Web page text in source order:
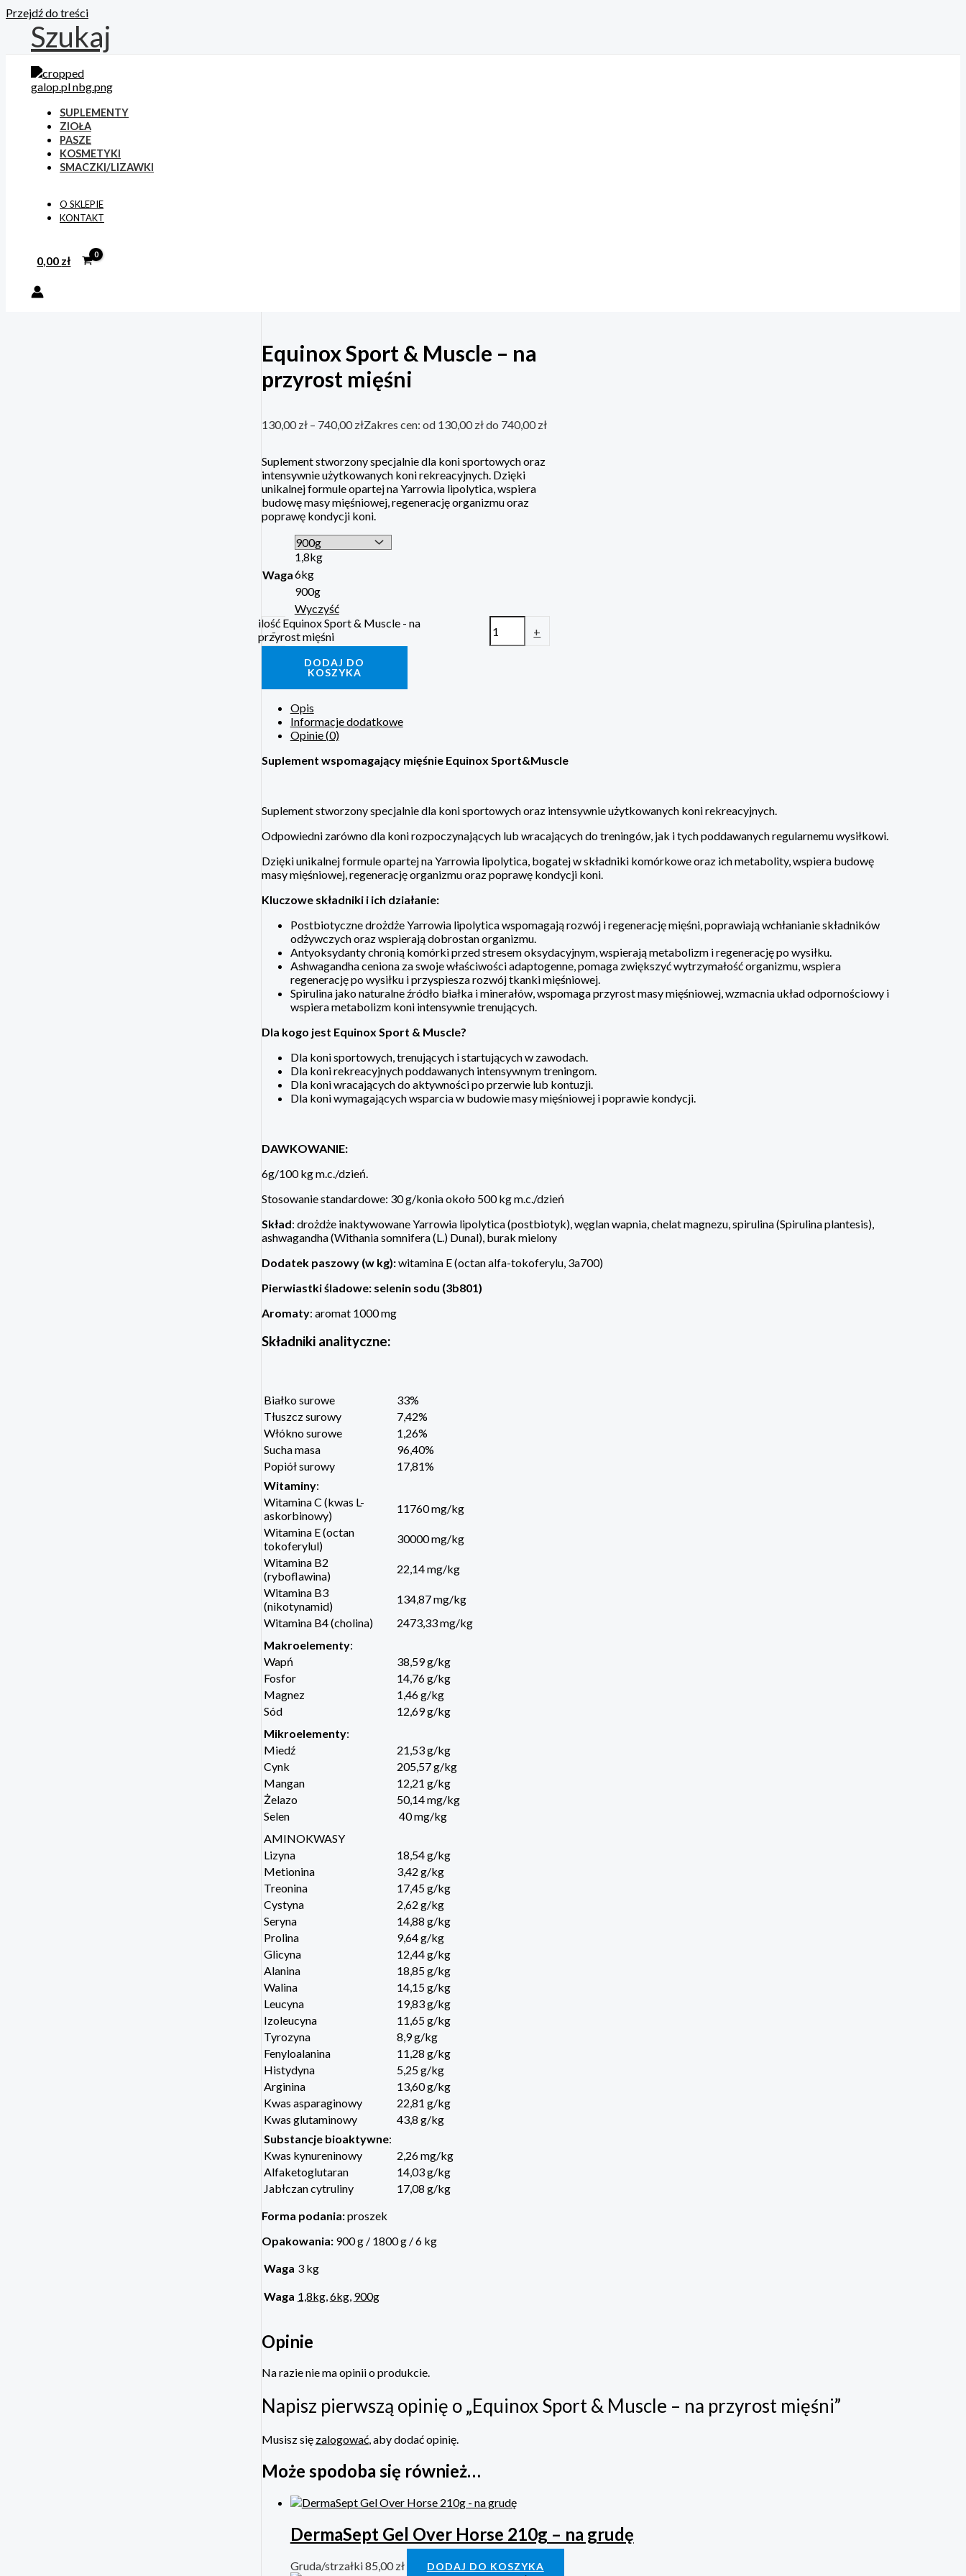
Przejdź do treści
Szukaj
SUPLEMENTY
ZIOŁA
PASZE
KOSMETYKI
SMACZKI/LIZAWKI
O SKLEPIE
KONTAKT
0,00 zł
Equinox Sport & Muscle – na
przyrost mięśni
130,00zł – 740,00złZakres cen: od 130,00 zł do 740,00 zł
Suplement stworzony specjalnie dla koni sportowych oraz
intensywnie użytkowanych koni rekreacyjnych. Dzięki
unikalnej formule opartej na Yarrowia lipolytica, wspiera
budowę masy mięśniowej, regenerację organizmu oraz
poprawę kondycji koni.
Waga
1,8kg
6kg
900g
Wyczyść
-
ilość Equinox Sport & Muscle - na
przyrost mięśni
+
DODAJ DO
KOSZYKA
Opis
Informacje dodatkowe
Opinie (0)
Suplement wspomagający mięśnie Equinox Sport&Muscle
Suplement stworzony specjalnie dla koni sportowych oraz intensywnie użytkowanych koni rekreacyjnych.
Odpowiedni zarówno dla koni rozpoczynających lub wracających do treningów, jak i tych poddawanych regularnemu wysiłkowi.
Dzięki unikalnej formule opartej na Yarrowia lipolytica, bogatej w składniki komórkowe oraz ich metabolity, wspiera budowę
masy mięśniowej, regenerację organizmu oraz poprawę kondycji koni.
Kluczowe składniki i ich działanie:
Postbiotyczne drożdże Yarrowia lipolytica wspomagają rozwój i regenerację mięśni, poprawiają wchłanianie składników
odżywczych oraz wspierają dobrostan organizmu.
Antyoksydanty chronią komórki przed stresem oksydacyjnym, wspierają metabolizm i regenerację po wysiłku.
Ashwagandha ceniona za swoje właściwości adaptogenne, pomaga zwiększyć wytrzymałość organizmu, wspiera
regenerację po wysiłku i przyspiesza rozwój tkanki mięśniowej.
Spirulina jako naturalne źródło białka i minerałów, wspomaga przyrost masy mięśniowej, wzmacnia układ odpornościowy i
wspiera metabolizm koni intensywnie trenujących.
Dla kogo jest Equinox Sport & Muscle?
Dla koni sportowych, trenujących i startujących w zawodach.
Dla koni rekreacyjnych poddawanych intensywnym treningom.
Dla koni wracających do aktywności po przerwie lub kontuzji.
Dla koni wymagających wsparcia w budowie masy mięśniowej i poprawie kondycji.
DAWKOWANIE:
6g/100 kg m.c./dzień.
Stosowanie standardowe: 30 g/konia około 500 kg m.c./dzień
Skład: drożdże inaktywowane Yarrowia lipolytica (postbiotyk), węglan wapnia, chelat magnezu, spirulina (Spirulina plantesis),
ashwagandha (Withania somnifera (L.) Dunal), burak mielony
Dodatek paszowy (w kg):witamina E (octan alfa-tokoferylu, 3a700)
Pierwiastki śladowe: selenin sodu (3b801)
Aromaty: aromat 1000 mg
Składniki analityczne:
Białko surowe
33%
Tłuszcz surowy
7,42%
Włókno surowe
1,26%
Sucha masa
96,40%
Popiół surowy
17,81%
Witaminy:
Witamina C (kwas L-
askorbinowy)
11760 mg/kg
Witamina E (octan
tokoferylul)
30000 mg/kg
Witamina B2
(ryboflawina)
22,14 mg/kg
Witamina B3
(nikotynamid)
134,87 mg/kg
Witamina B4 (cholina)
2473,33 mg/kg
Makroelementy:
Wapń
38,59 g/kg
Fosfor
14,76 g/kg
Magnez
1,46 g/kg
Sód
12,69 g/kg
Mikroelementy:
Miedź
21,53 g/kg
Cynk
205,57 g/kg
Mangan
12,21 g/kg
Żelazo
50,14 mg/kg
Selen
40 mg/kg
AMINOKWASY
Lizyna
18,54 g/kg
Metionina
3,42 g/kg
Treonina
17,45 g/kg
Cystyna
2,62 g/kg
Seryna
14,88 g/kg
Prolina
9,64 g/kg
Glicyna
12,44 g/kg
Alanina
18,85 g/kg
Walina
14,15 g/kg
Leucyna
19,83 g/kg
Izoleucyna
11,65 g/kg
Tyrozyna
8,9 g/kg
Fenyloalanina
11,28 g/kg
Histydyna
5,25 g/kg
Arginina
13,60 g/kg
Kwas asparaginowy
22,81 g/kg
Kwas glutaminowy
43,8 g/kg
Substancje bioaktywne:
Kwas kynureninowy
2,26 mg/kg
Alfaketoglutaran
14,03 g/kg
Jabłczan cytruliny
17,08 g/kg
Forma podania:proszek
Opakowania: 900 g / 1800 g / 6 kg
Waga 3 kg
Waga 1,8kg, 6kg, 900g
Opinie
Na razie nie ma opinii o produkcie.
Napisz pierwszą opinię o „Equinox Sport & Muscle – na przyrost mięśni”
Musisz się zalogować, aby dodać opinię.
Może spodoba się również…
DermaSept Gel Over Horse 210g – na grudę
Gruda/strzałki85,00zł DODAJ DO KOSZYKA